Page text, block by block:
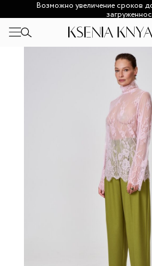
Возможно увеличение сроков